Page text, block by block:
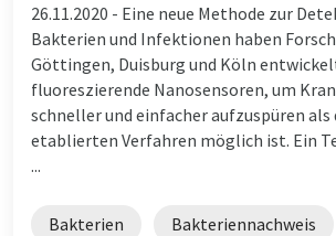
26.11.2020 - Eine neue Methode zur
Bakterien und Infektionen haben
Göttingen, Duisburg und Köln
fluoreszierende Nanosensoren, um
schneller und einfacher aufzuspüren als
etablierten Verfahren möglich ist. Ein
...
Bakterien Bakteriennachweis